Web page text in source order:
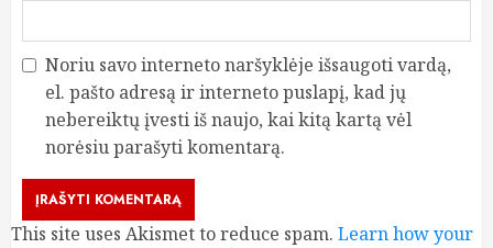
Noriu savo interneto naršyklėje išsaugoti vardą,
el. pašto adresą ir interneto puslapį, kad jų
nebereiktų įvesti iš naujo, kai kitą kartą vėl
norėsiu parašyti komentarą.
This site uses Akismet to reduce spam. Learn how your